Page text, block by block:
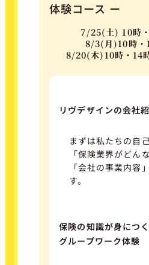
体験コース ー
7/25(土) 10時
8/3(月)10時
8/20(木)10時・14
リヴデザインの会社
まずは私たちの自
「保険業界がどん
「会社の事業内容
す。
保険の知識が身につく
グループワーク体験